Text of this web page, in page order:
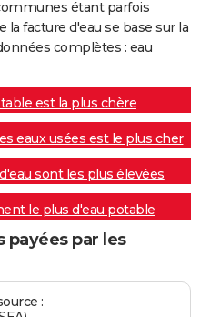
étant parfois
facture d'eau se base sur la
complètes : eau
est la plus chère
eaux usées est le plus cher
sont les plus élevées
le plus d'eau potable
payées par les
: